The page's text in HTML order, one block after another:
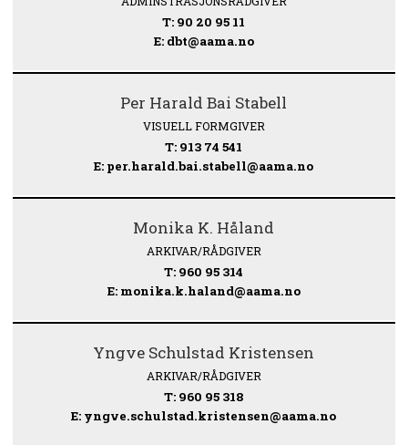
T: 90 20 95 11
E: dbt@aama.no
Per Harald Bai Stabell
VISUELL FORMGIVER
T: 913 74 541
E: per.harald.bai.stabell@aama.no
Monika K. Håland
ARKIVAR/RÅDGIVER
T: 960 95 314
E: monika.k.haland@aama.no
Yngve Schulstad Kristensen
ARKIVAR/RÅDGIVER
T: 960 95 318
E: yngve.schulstad.kristensen@aama.no